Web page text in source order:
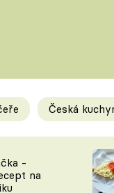
Česká
-
na